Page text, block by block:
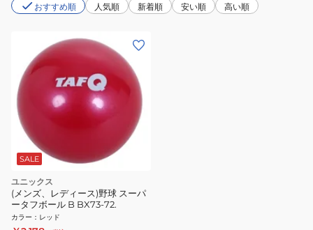
おすすめ順 人気順 新着順 安い順 高い順
SALE
ユニックス
(メンズ、レディース)野球 スーパ
ータフボール B BX73-72.
カラー ： レッド